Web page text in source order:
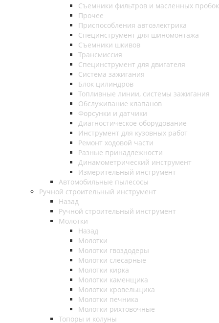
Съемники фильтров и масленных пробок
Прочее
Приспособления автоэлектрика
Специнструмент для шиномонтажа
Съемники шкивов
Трансмиссия
Специнструмент для двигателя
Система зажигания
Блок цилиндров
Топливные линии, системы зажигания
Обслуживание клапанов
Форсунки и датчики
Диагностическое оборудование
Инструмент для кузовных работ
Ремонт ходовой части
Разные принадлежности
Динамометрический инструмент
Измерительный инструмент
Автомобильные пылесосы
Ручной строительный инструмент
Назад
Ручной строительный инструмент
Молотки
Назад
Молотки
Молотки гвоздодеры
Молотки слесарные
Молотки кирка
Молотки каменщика
Молотки кровельщика
Молотки печника
Молотки рихтовочные
Топоры и колуны